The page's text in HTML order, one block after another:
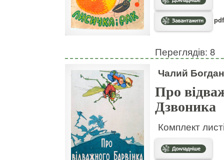
Переглядів: 8
Чалий
Про
Дзвоника
Комплект